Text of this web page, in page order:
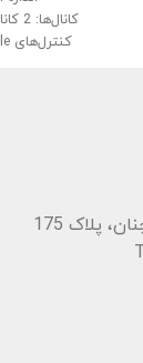
کانال‌ها: 2 کاناله (Clean و Overdrive)
کنترل‌های EQ: Bass, Mid, Treble
پلاک 175